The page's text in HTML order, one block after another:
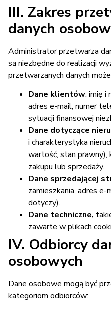
III. Zakres
danych
Administrator przetwarza
są niezbędne do realizacji
przetwarzanych danych
Dane klientów: imię i
adres e-mail, numer
sytuacji finansowej
Dane dotyczące
i charakterystyka
wartość, stan
zakupu lub sprzedaży.
Dane sprzedającej
zamieszkania, adres
dotyczy).
Dane techniczne,
zawarte w plikach
IV. Odbiorcy
osobowych
Dane osobowe mogą być
kategoriom odbiorców: